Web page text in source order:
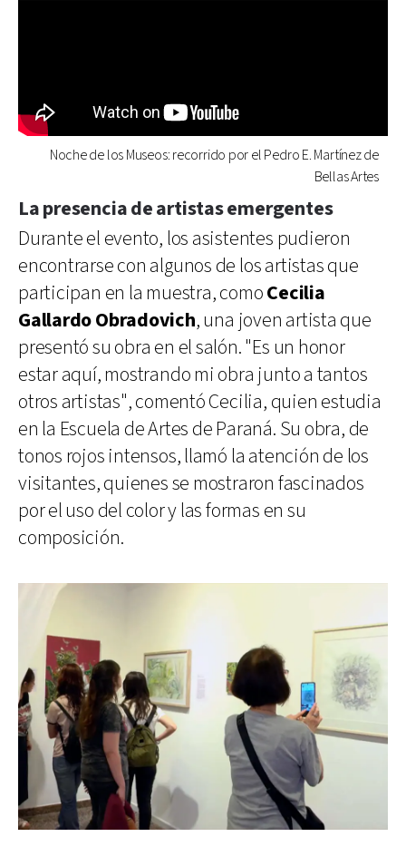
Noche de los Museos: recorrido por el Pedro E. Martínez de
Bellas Artes
La presencia de artistas emergentes
Durante el evento, los asistentes pudieron
encontrarse con algunos de los artistas que
participan en la muestra, comoCecilia
Gallardo Obradovich, una joven artista que
presentó su obra en el salón. "Es un honor
estar aquí, mostrando mi obra junto a tantos
otros artistas", comentó Cecilia, quien estudia
en la Escuela de Artes de Paraná. Su obra, de
tonos rojos intensos, llamó la atención de los
visitantes, quienes se mostraron fascinados
por el uso del color y las formas en su
composición.